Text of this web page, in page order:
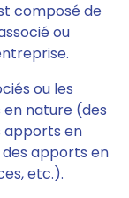
composé de
ou
ou les
nature (des
apports en
apports en
etc.).